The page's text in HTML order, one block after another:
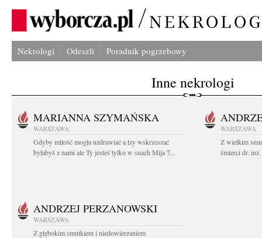
Nekrologi Odeszli Poradnik pogrzebowy
Inne nekrologi
MARIANNA SZYMAŃSKA
WARSZAWA
Gdyby miłość mogła uzdrawiać a łzy wskrzeszać
byłabyś z nami ale Ty jesteś tylko w snach Mija 7...
WARSZAWA
Z wielkim
śmierci dr.
ANDRZEJ PERZANOWSKI
WARSZAWA
Z głębokim smutkiem i niedowierzaniem